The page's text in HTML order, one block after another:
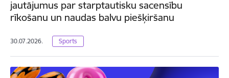
jautājumus par starptautisku sacensību
rīkošanu un naudas balvu piešķiršanu
30.07.2026. Sports